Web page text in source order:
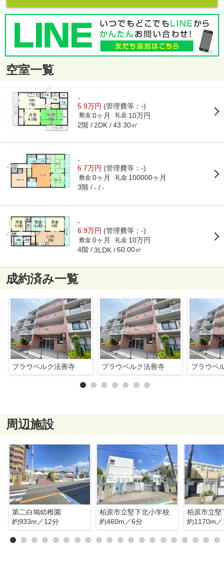
空室一覧
-
5.9万円 (管理費等：-)
敷金 0ヶ月 礼金 10万円
2階 2DK 43.30㎡
-
6.7万円 (管理費等：-)
敷金 0ヶ月 礼金 100000ヶ月
3階 - -
-
6.9万円 (管理費等：-)
敷金 0ヶ月 礼金 10万円
4階 3LDK 60.00㎡
成約済み一覧
ブラウベルク法善寺 ブラウベルク法善寺 ブラウベ
周辺施設
第二白鳩幼稚園
約933m／12分
柏原市立堅下北小学校
約460m／6分
柏原市立堅
約1170m